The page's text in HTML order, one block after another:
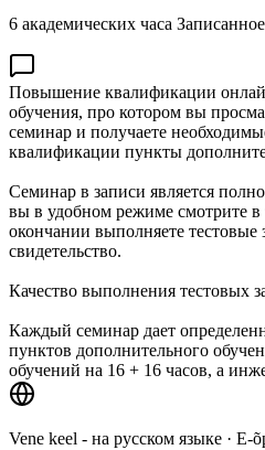
6 академических часа
Повышение квалификации
обучения, про котором вы
семинар и получаете
квалификации пункты
Семинар в записи является
вы в удобном режиме смотрите в
окончании выполняете тестовые
свидетельство.
Качество выполнения тестовых
Каждый семинар дает
пунктов дополнительного
обучений на 16 + 16 часов, а
Vene keel - на русском языке · E-